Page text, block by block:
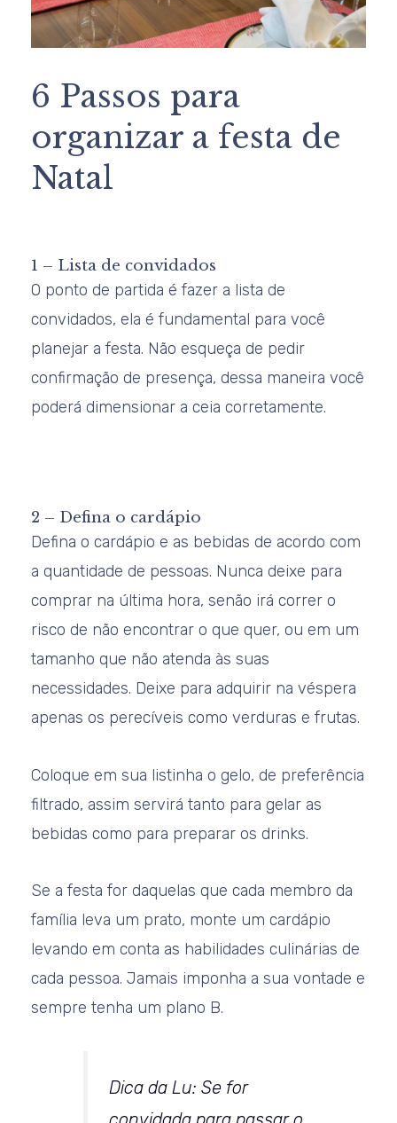
6 Passos para
organizar a festa de
Natal
1 – Lista de convidados
O ponto de partida é fazer a lista de
convidados, ela é fundamental para você
planejar a festa. Não esqueça de pedir
confirmação de presença, dessa maneira você
poderá dimensionar a ceia corretamente.
2 – Defina o cardápio
Defina o cardápio e as bebidas de acordo com
a quantidade de pessoas. Nunca deixe para
comprar na última hora, senão irá correr o
risco de não encontrar o que quer, ou em um
tamanho que não atenda às suas
necessidades. Deixe para adquirir na véspera
apenas os perecíveis como verduras e frutas.
Coloque em sua listinha o gelo, de preferência
filtrado, assim servirá tanto para gelar as
bebidas como para preparar os drinks.
Se a festa for daquelas que cada membro da
família leva um prato, monte um cardápio
levando em conta as habilidades culinárias de
cada pessoa. Jamais imponha a sua vontade e
sempre tenha um plano B.
Dica da Lu: Se for